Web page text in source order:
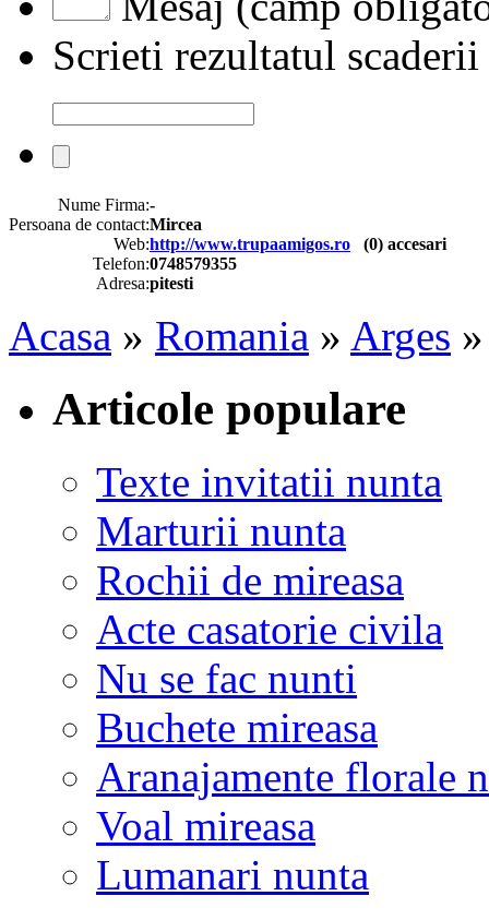
Scrieti rezultatul scaderii
Nume Firma:-
Persoana de contact:Mircea
Web:http://www.trupaamigos.ro (0) accesari
Telefon:0748579355
Adresa:pitesti
Acasa » Romania » Arges
Articole populare
Texte invitatii nunta
Marturii nunta
Rochii de mireasa
Acte casatorie civila
Nu se fac nunti
Buchete mireasa
Aranajamente florale
Voal mireasa
Lumanari nunta